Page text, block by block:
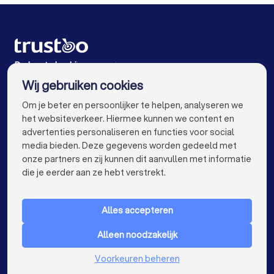
Makelaars in Groningen
Makelaars in Nijmegen
Makelaars in Enschede
Makelaars in Haarlem
Makelaars in Amersfoort
Makelaars in Apeldoorn
Makelaars in Den Bosch
Makelaars in Maastricht
Makelaars in Leiden
Makelaars in Dordrecht
De beste bedrijven voor jou
VOOR PARTICULIEREN keyboard_arrow_down
Nederland
Wij gebruiken cookies
Om je beter en persoonlijker te helpen, analyseren we
het websiteverkeer. Hiermee kunnen we content en
advertenties personaliseren en functies voor social
media bieden. Deze gegevens worden gedeeld met
onze partners en zij kunnen dit aanvullen met informatie
die je eerder aan ze hebt verstrekt.
Alles accepteren
Alleen noodzakelijk
Voorkeuren beheren